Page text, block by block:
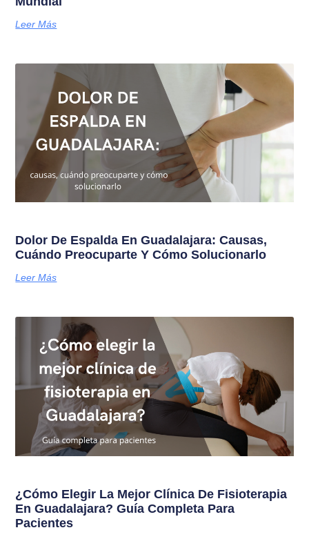
Leer Más
Dolor De Espalda En Guadalajara: Causas,
Cuándo Preocuparte Y Cómo Solucionarlo
Leer Más
¿Cómo Elegir La Mejor Clínica De Fisioterapia
En Guadalajara? Guía Completa Para
Pacientes